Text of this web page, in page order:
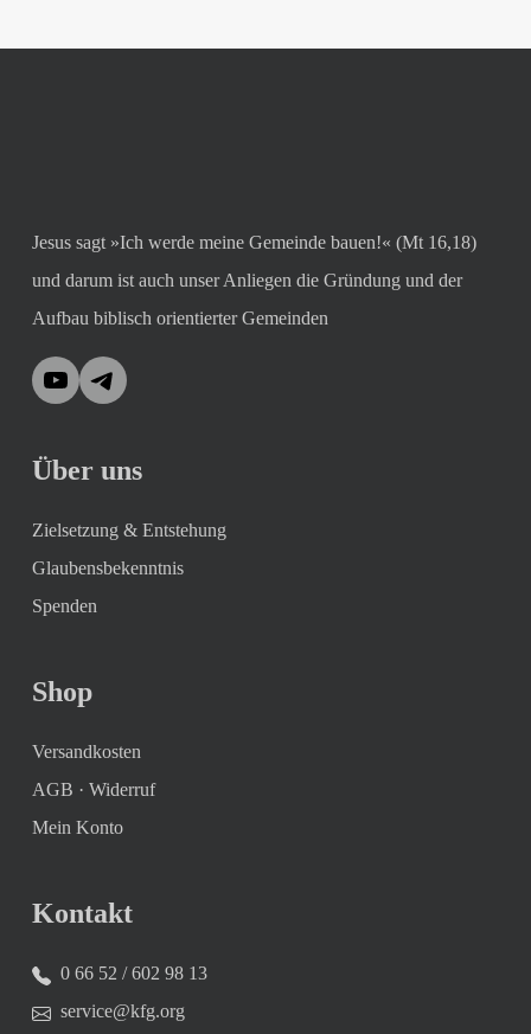
Jesus sagt »Ich werde meine Gemeinde bauen!« (Mt 16,18)
und darum ist auch unser Anliegen die Gründung und der
Aufbau biblisch orientierter Gemeinden
YouTubeTelegram
Über uns
Zielsetzung & Entstehung
Glaubensbekenntnis
Spenden
Shop
Versandkosten
AGB · Widerruf
Mein Konto
Kontakt
0 66 52 / 602 98 13
service@kfg.org